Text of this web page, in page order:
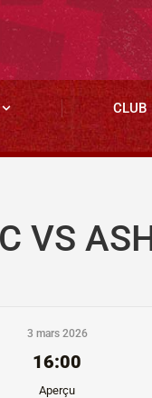
CLUB
VS
3 mars 2026
16:00
Aperçu